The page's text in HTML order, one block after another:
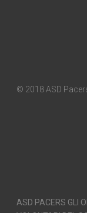
© 2018 ASD
ASD PACERS GLI